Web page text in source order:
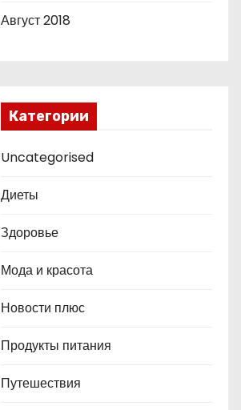
Август 2018
Категории
Uncategorised
Диеты
Здоровье
Мода и красота
Новости плюс
Продукты питания
Путешествия